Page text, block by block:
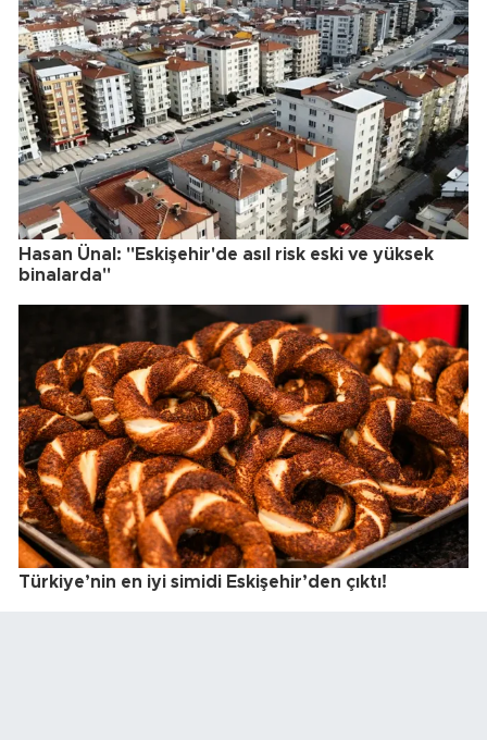
Hasan Ünal: "Eskişehir'de asıl risk eski ve yüksek
binalarda"
Türkiye’nin en iyi simidi Eskişehir’den çıktı!